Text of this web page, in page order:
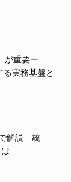
が重要ー
る実務基盤と
で解説 統